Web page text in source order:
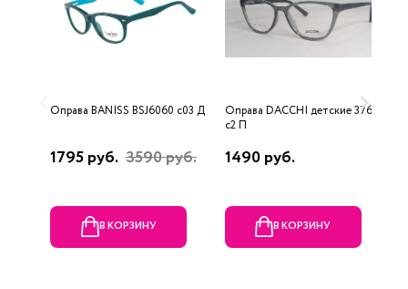
Оправа BANISS BSJ6060 c03 Д
1795 руб. 3590 руб.
В КОРЗИНУ
Оправа DACCHI детские 37661
с2 П
1490 руб.
В КОРЗИНУ